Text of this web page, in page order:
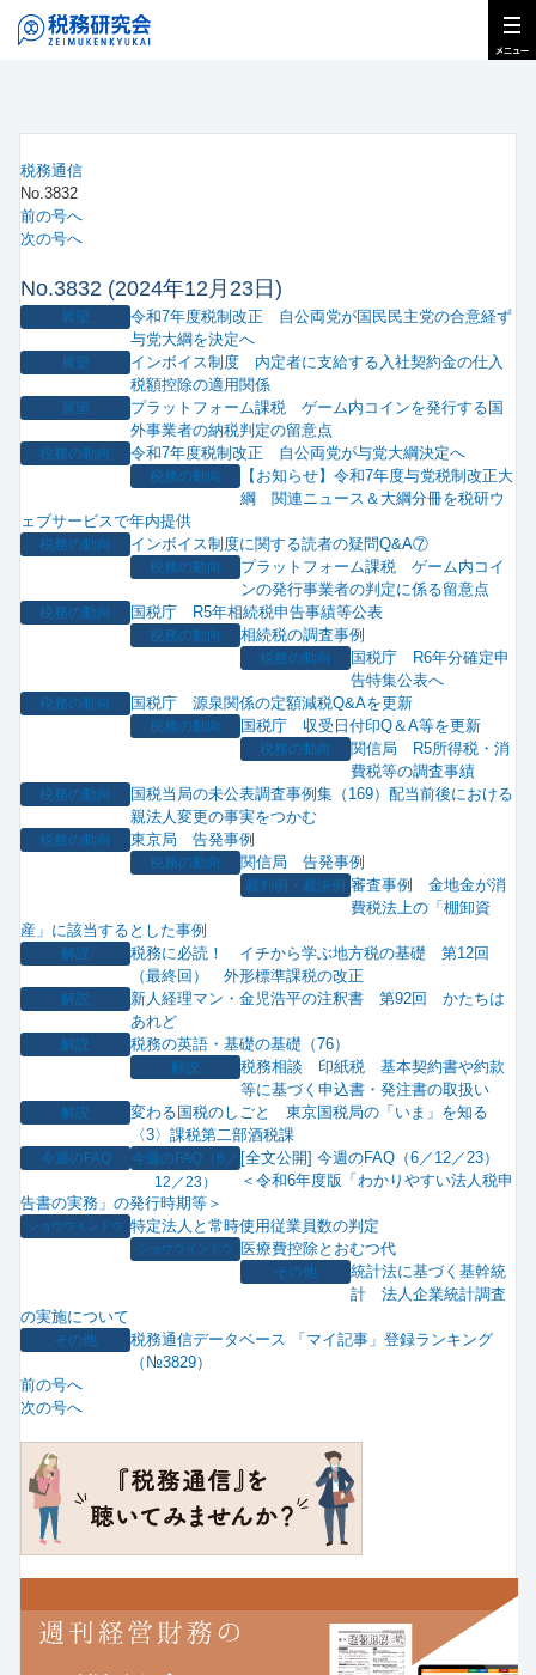
税務通信
No.3832
前の号へ
次の号へ
No.3832 (2024年12月23日)
展望
令和7年度税制改正 自公両党が国民民主党の合意経ず
与党大綱を決定へ
展望
インボイス制度 内定者に支給する入社契約金の仕入
税額控除の適用関係
展望
プラットフォーム課税 ゲーム内コインを発行する国
外事業者の納税判定の留意点
税務の動向 令和7年度税制改正 自公両党が与党大綱決定へ
税務の動向
【お知らせ】令和7年度与党税制改正大
綱 関連ニュース＆大綱分冊を税研ウ
ェブサービスで年内提供
税務の動向 インボイス制度に関する読者の疑問Q&A⑦
税務の動向
プラットフォーム課税 ゲーム内コイ
ンの発行事業者の判定に係る留意点
税務の動向 国税庁 R5年相続税申告事績等公表
税務の動向 相続税の調査事例
税務の動向
国税庁 R6年分確定申
告特集公表へ
税務の動向 国税庁 源泉関係の定額減税Q&Aを更新
税務の動向 国税庁 収受日付印Q＆A等を更新
税務の動向
関信局 R5所得税・消
費税等の調査事績
税務の動向
国税当局の未公表調査事例集（169）配当前後における
親法人変更の事実をつかむ
税務の動向 東京局 告発事例
税務の動向 関信局 告発事例
裁判例・裁決例 審査事例 金地金が消
費税法上の「棚卸資
産」に該当するとした事例
解説
税務に必読！ イチから学ぶ地方税の基礎 第12回
（最終回） 外形標準課税の改正
解説
新人経理マン・金児浩平の注釈書 第92回 かたちは
あれど
解説 税務の英語・基礎の基礎（76）
解説
税務相談 印紙税 基本契約書や約款
等に基づく申込書・発注書の取扱い
解説
変わる国税のしごと 東京国税局の「いま」を知る
〈3〉課税第二部酒税課
今週のFAQ
今週のFAQ（6／
12／23）
[全文公開] 今週のFAQ（6／12／23）
＜令和6年度版「わかりやすい法人税申
告書の実務」の発行時期等＞
ショウウインドウ 特定法人と常時使用従業員数の判定
ショウウインドウ 医療費控除とおむつ代
その他
統計法に基づく基幹統
計 法人企業統計調査
の実施について
その他
税務通信データベース 「マイ記事」登録ランキング
（№3829）
前の号へ
次の号へ